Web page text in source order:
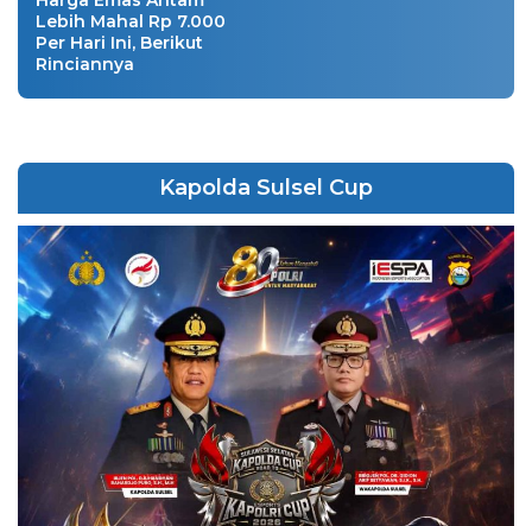
Lebih Mahal Rp 7.000
Per Hari Ini, Berikut
Rinciannya
Kapolda Sulsel Cup